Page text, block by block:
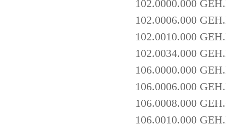
102.0000.000
102.0006.000
102.0010.000
102.0034.000
106.0000.000
106.0006.000
106.0008.000
106.0010.000